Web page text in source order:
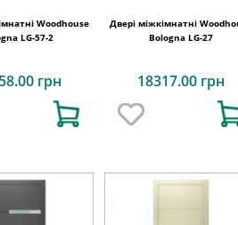
Woodhouse
LG-57-2
грн
Двері міжкімнатні
Bologna LG-27
18317.00 грн